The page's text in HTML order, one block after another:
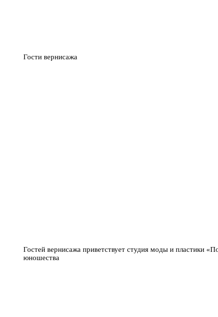
Гости вернисажа
Гостей вернисажа приветствует студия моды и пластики
юношества